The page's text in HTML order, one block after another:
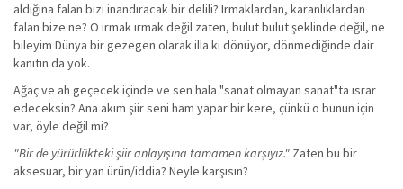
aldığına falan bizi inandıracak bir delili? Irmaklardan, karanlıklardan
falan bize ne? O ırmak ırmak değil zaten, bulut bulut şeklinde değil, ne
bileyim Dünya bir gezegen olarak illa ki dönüyor, dönmediğinde dair
kanıtın da yok.
Ağaç ve ah geçecek içinde ve sen hala "sanat olmayan sanat"ta ısrar
edeceksin? Ana akım şiir seni ham yapar bir kere, çünkü o bunun için
var, öyle değil mi?
"Bir de yürürlükteki şiir anlayışına tamamen karşıyız." Zaten bu bir
aksesuar, bir yan ürün/iddia? Neyle karşısın?